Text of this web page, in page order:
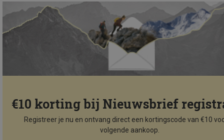
€10 korting bij Nieuwsbrief
Registreer je nu en ontvang direct een kortingscode van €10
volgende aankoop.